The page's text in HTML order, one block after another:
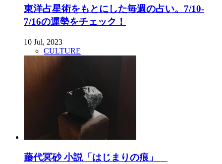
東洋占星術をもとにした毎週の占い。7/10-
7/16の運勢をチェック！
10 Jul, 2023
CULTURE
藤代冥砂 小説「はじまりの痕」